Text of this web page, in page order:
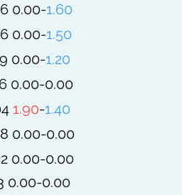
0.00-1.60
0.00-1.50
0.00-1.20
0.00-0.00
1.90-1.40
0.00-0.00
0.00-0.00
0.00-0.00